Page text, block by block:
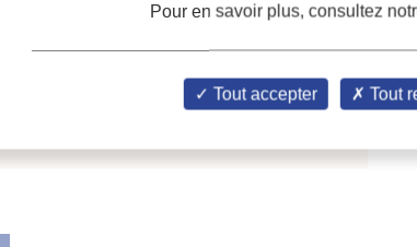
à la bibliothèque du siège de
Pour en savoir plus, consultez
Tout accepter Tout